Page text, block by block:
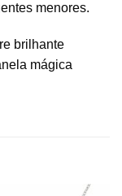
menores.
brilhante
mágica